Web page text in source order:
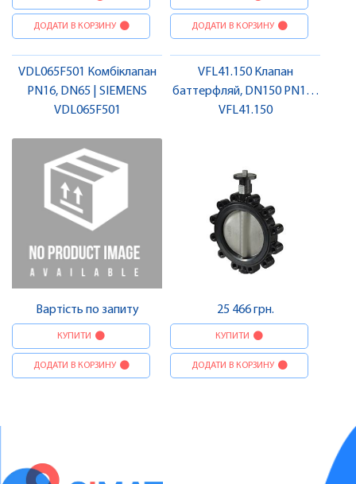
ДОДАТИ В КОРЗИНУ ДОДАТИ В КОРЗИНУ
VDL065F501 Комбіклапан
PN16, DN65 | SIEMENS
VDL065F501
Вартість по запиту
КУПИТИ
ДОДАТИ В КОРЗИНУ
VFL41.150 Клапан
баттерфляй, DN150 PN16 |
SIEMENS
VFL41.150
25 466 грн.
КУПИТИ
ДОДАТИ В КОРЗИНУ